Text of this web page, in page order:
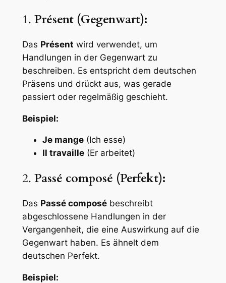
1. Présent (Gegenwart):
Das Présent wird verwendet, um
Handlungen in der Gegenwart zu
beschreiben. Es entspricht dem deutschen
Präsens und drückt aus, was gerade
passiert oder regelmäßig geschieht.
Beispiel:
Je mange(Ich esse)
Il travaille(Er arbeitet)
2. Passé composé (Perfekt):
Das Passé composébeschreibt
abgeschlossene Handlungen in der
Vergangenheit, die eine Auswirkung auf die
Gegenwart haben. Es ähnelt dem
deutschen Perfekt.
Beispiel: